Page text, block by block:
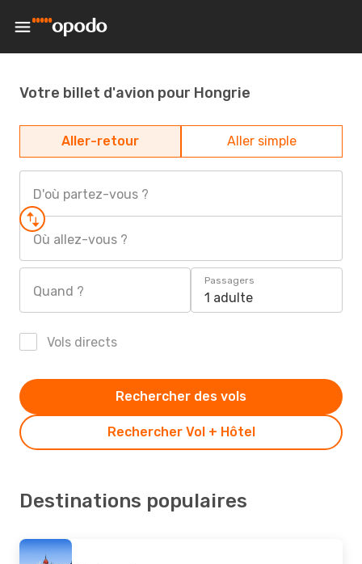
Votre billet d'avion pour Hongrie
Aller-retour Aller simple
D'où partez-vous ?
Où allez-vous ?
Quand ?
Passagers
1 adulte
Vols directs
Rechercher Vol + Hôtel
Rechercher des vols
Destinations populaires